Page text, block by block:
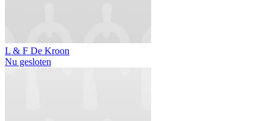
L & F De Kroon
Nu gesloten